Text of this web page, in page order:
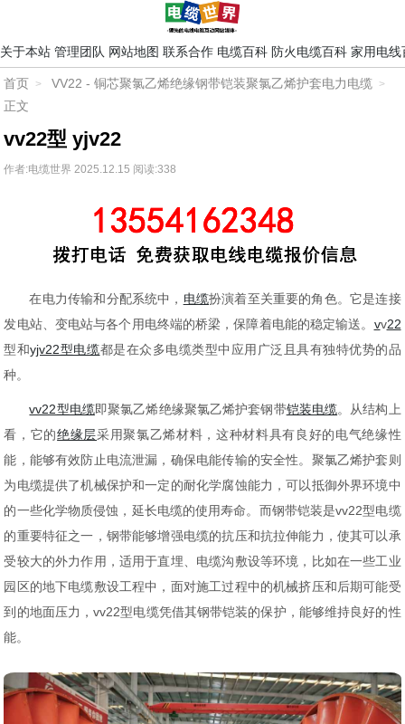
关于本站 管理团队 网站地图 联系合作 电缆百科 防火电缆百科 家用电线
首页
VV22 - 铜芯聚氯乙烯绝缘钢带铠装聚氯乙烯护套电力电缆
正文
vv22型 yjv22
作者:电缆世界 2025.12.15 阅读:338
在电力传输和分配系统中， 电缆扮演着至关重要的角色。它是连接
发电站、变电站与各个用电终端的桥梁，保障着电能的稳定输送。 vv22
型和yjv22型电缆都是在众多电缆类型中应用广泛且具有独特优势的品
种。
vv22型电缆即聚氯乙烯绝缘聚氯乙烯护套钢带铠装电缆。从结构上
看，它的绝缘层采用聚氯乙烯材料，这种材料具有良好的电气绝缘性
能，能够有效防止电流泄漏，确保电能传输的安全性。聚氯乙烯护套则
为电缆提供了机械保护和一定的耐化学腐蚀能力，可以抵御外界环境中
的一些化学物质侵蚀，延长电缆的使用寿命。而钢带铠装是vv22型电缆
的重要特征之一，钢带能够增强电缆的抗压和抗拉伸能力，使其可以承
受较大的外力作用，适用于直埋、电缆沟敷设等环境，比如在一些工业
园区的地下电缆敷设工程中，面对施工过程中的机械挤压和后期可能受
到的地面压力，vv22型电缆凭借其钢带铠装的保护，能够维持良好的性
能。